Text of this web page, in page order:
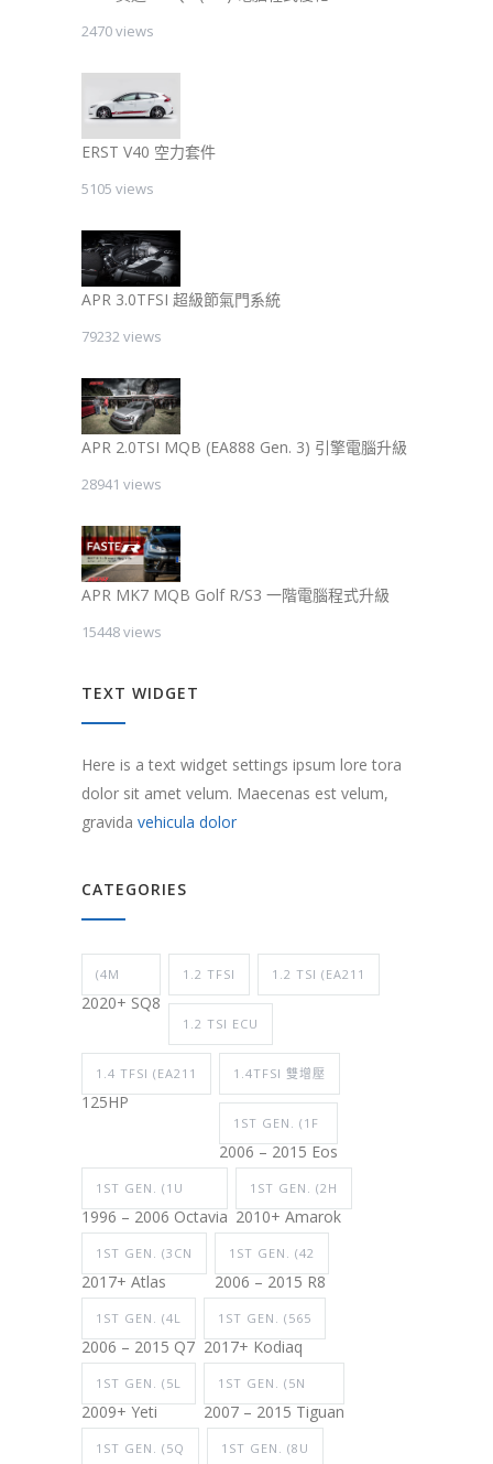
2470 views
ERST V40 空力套件
5105 views
APR 3.0TFSI 超級節氣門系統
79232 views
APR 2.0TSI MQB (EA888 Gen. 3) 引擎電腦升級
28941 views
APR MK7 MQB Golf R/S3 一階電腦程式升級
15448 views
TEXT WIDGET
Here is a text widget settings ipsum lore tora
dolor sit amet velum. Maecenas est velum,
gravida vehicula dolor
CATEGORIES
(4M
2020+ SQ8
1.2 TFSI 1.2 TSI (EA211
1.2 TSI ECU
1.4 TFSI (EA211
125HP
1.4TFSI 雙增壓
1ST GEN. (1F
2006 – 2015 Eos
1ST GEN. (1U
1996 – 2006 Octavia
1ST GEN. (2H
2010+ Amarok
1ST GEN. (3CN
2017+ Atlas
1ST GEN. (42
2006 – 2015 R8
1ST GEN. (4L
2006 – 2015 Q7
1ST GEN. (565
2017+ Kodiaq
1ST GEN. (5L
2009+ Yeti
1ST GEN. (5N
2007 – 2015 Tiguan
1ST GEN. (5Q 1ST GEN. (8U